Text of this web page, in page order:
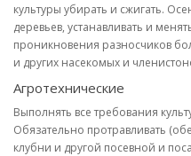
культуры убирать и сжигать.
деревьев, устанавливать и
проникновения разносчиков
и других насекомых и
Агротехнические
Выполнять все требования
Обязательно протравливать
клубни и другой посевной и